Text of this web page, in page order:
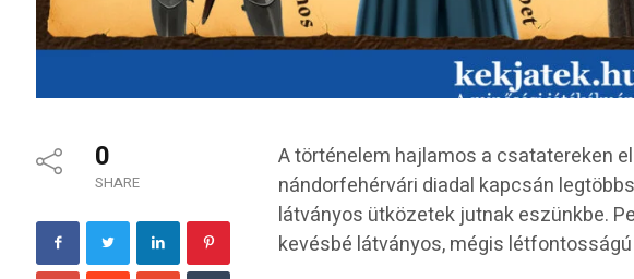
0
SHARE
A történelem hajlamos a csatatereken
nándorfehérvári diadal kapcsán
látványos ütközetek jutnak eszünkbe.
kevésbé látványos, mégis